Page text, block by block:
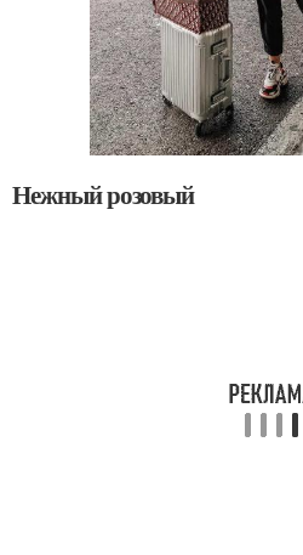
Нежный розовый